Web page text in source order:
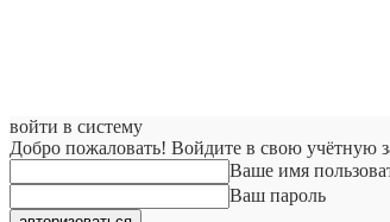
войти в систему
Добро пожаловать! Войдите в свою учётную
Ваше имя
Ваш пароль